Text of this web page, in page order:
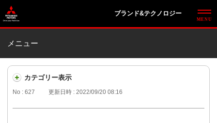
ブランド&テクノロジー
メニュー
カテゴリー表示
No : 627 更新日時 : 2022/09/20 08:16